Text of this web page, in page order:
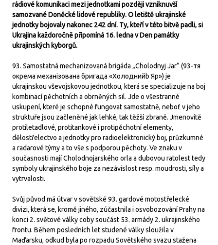
rádiové komunikaci mezi jednotkami později vzniknuvší
samozvané Doněcké lidové republiky. O letiště ukrajinské
jednotky bojovaly nakonec 242 dní. Ty, kteří v této bitvě padli, si
Ukrajina každoročně připomíná 16. ledna v Den památky
ukrajinských kyborgů.
93. Samostatná mechanizovaná brigáda „Cholodnyj Jar“ (93-тя
окрема механізована бригада «Холоднийb Яр») je
ukrajinskou vševojskovou jednotkou, která se specializuje na boj
kombinací pěchotních a obrněných sil. Jde o všestranné
uskupení, které je schopné fungovat samostatně, neboť v jeho
struktuře jsou začleněné jak lehké, tak těžší zbraně. Jmenovitě
protiletadlové, protitankové i protipěchotní elementy,
dělostřelectvo a jednotky pro radioelektronický boj, průzkumné
a radarové týmy a to vše s podporou pěchoty. Ve znaku v
současnosti mají Cholodnojarského orla a dubovou ratolest tedy
symboly ukrajinského boje za nezávislost resp. moudrosti, síly a
vytrvalosti.
Svůj původ má útvar v sovětské 93. gardové motostřelecké
divizi, která se, kromě jiného, zúčastnila i osvobozování Prahy na
konci 2. světové války coby součást 53. armády 2. ukrajinského
frontu. Během posledních let studené války sloužila v
Maďarsku, odkud byla po rozpadu Sovětského svazu stažena